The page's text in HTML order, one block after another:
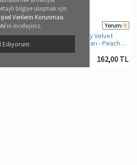
bilgiye ulaşmak için
Verilerin Korunması
'ni inceleyiniz.
Ediyorum
0 13248 Yorum: 0
Pierre Cardin Pearly Velvet
Eyeshadow - Göz Farı - Peachy
162,00 TL